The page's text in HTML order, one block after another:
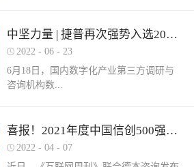
市场对捷普安全服务实力的高度认可。根
据嘶吼安全产业研究院自主调研的解决网
络安全集成需求数据显示：只有17%的参
与调研的企业可以提供此类需求的服务。
捷普安全集成服务不仅拥有多个省级信创
络安全需求。同时，捷普具备从业多年的
信息安全专业人才，具备专业的安全技术
服务团队，拥有CISSP、CCIE等资质，对
ina Cyber Security Panorama）2022 中国网
络安全行业全景册（第五版）》。捷普此
“主机防病毒”、“上网行为管理”、“抗
DDOS”、“SD-WAN”、“云WAF”、“网页防
全”、“NTA/NDR”、“SOC”、“SIEM”、“风
险及脆弱性管理”、“工业防火墙”和“工业
网络隔离系统/网闸”。捷普作为国内领先
中坚力量 | 捷普再次强势入选2022中国网络安全企业全国100强！
2022 - 06 - 23
6月18日，国内数字化产业第三方调研与
咨询机构数...
世咨询正式发布《2022年中国数字安全百
强报告》（以下简称百强报告）。百强报
喜报！2021年度中国信创500强榜单发布，捷普强势入围！
2022 - 04 - 07